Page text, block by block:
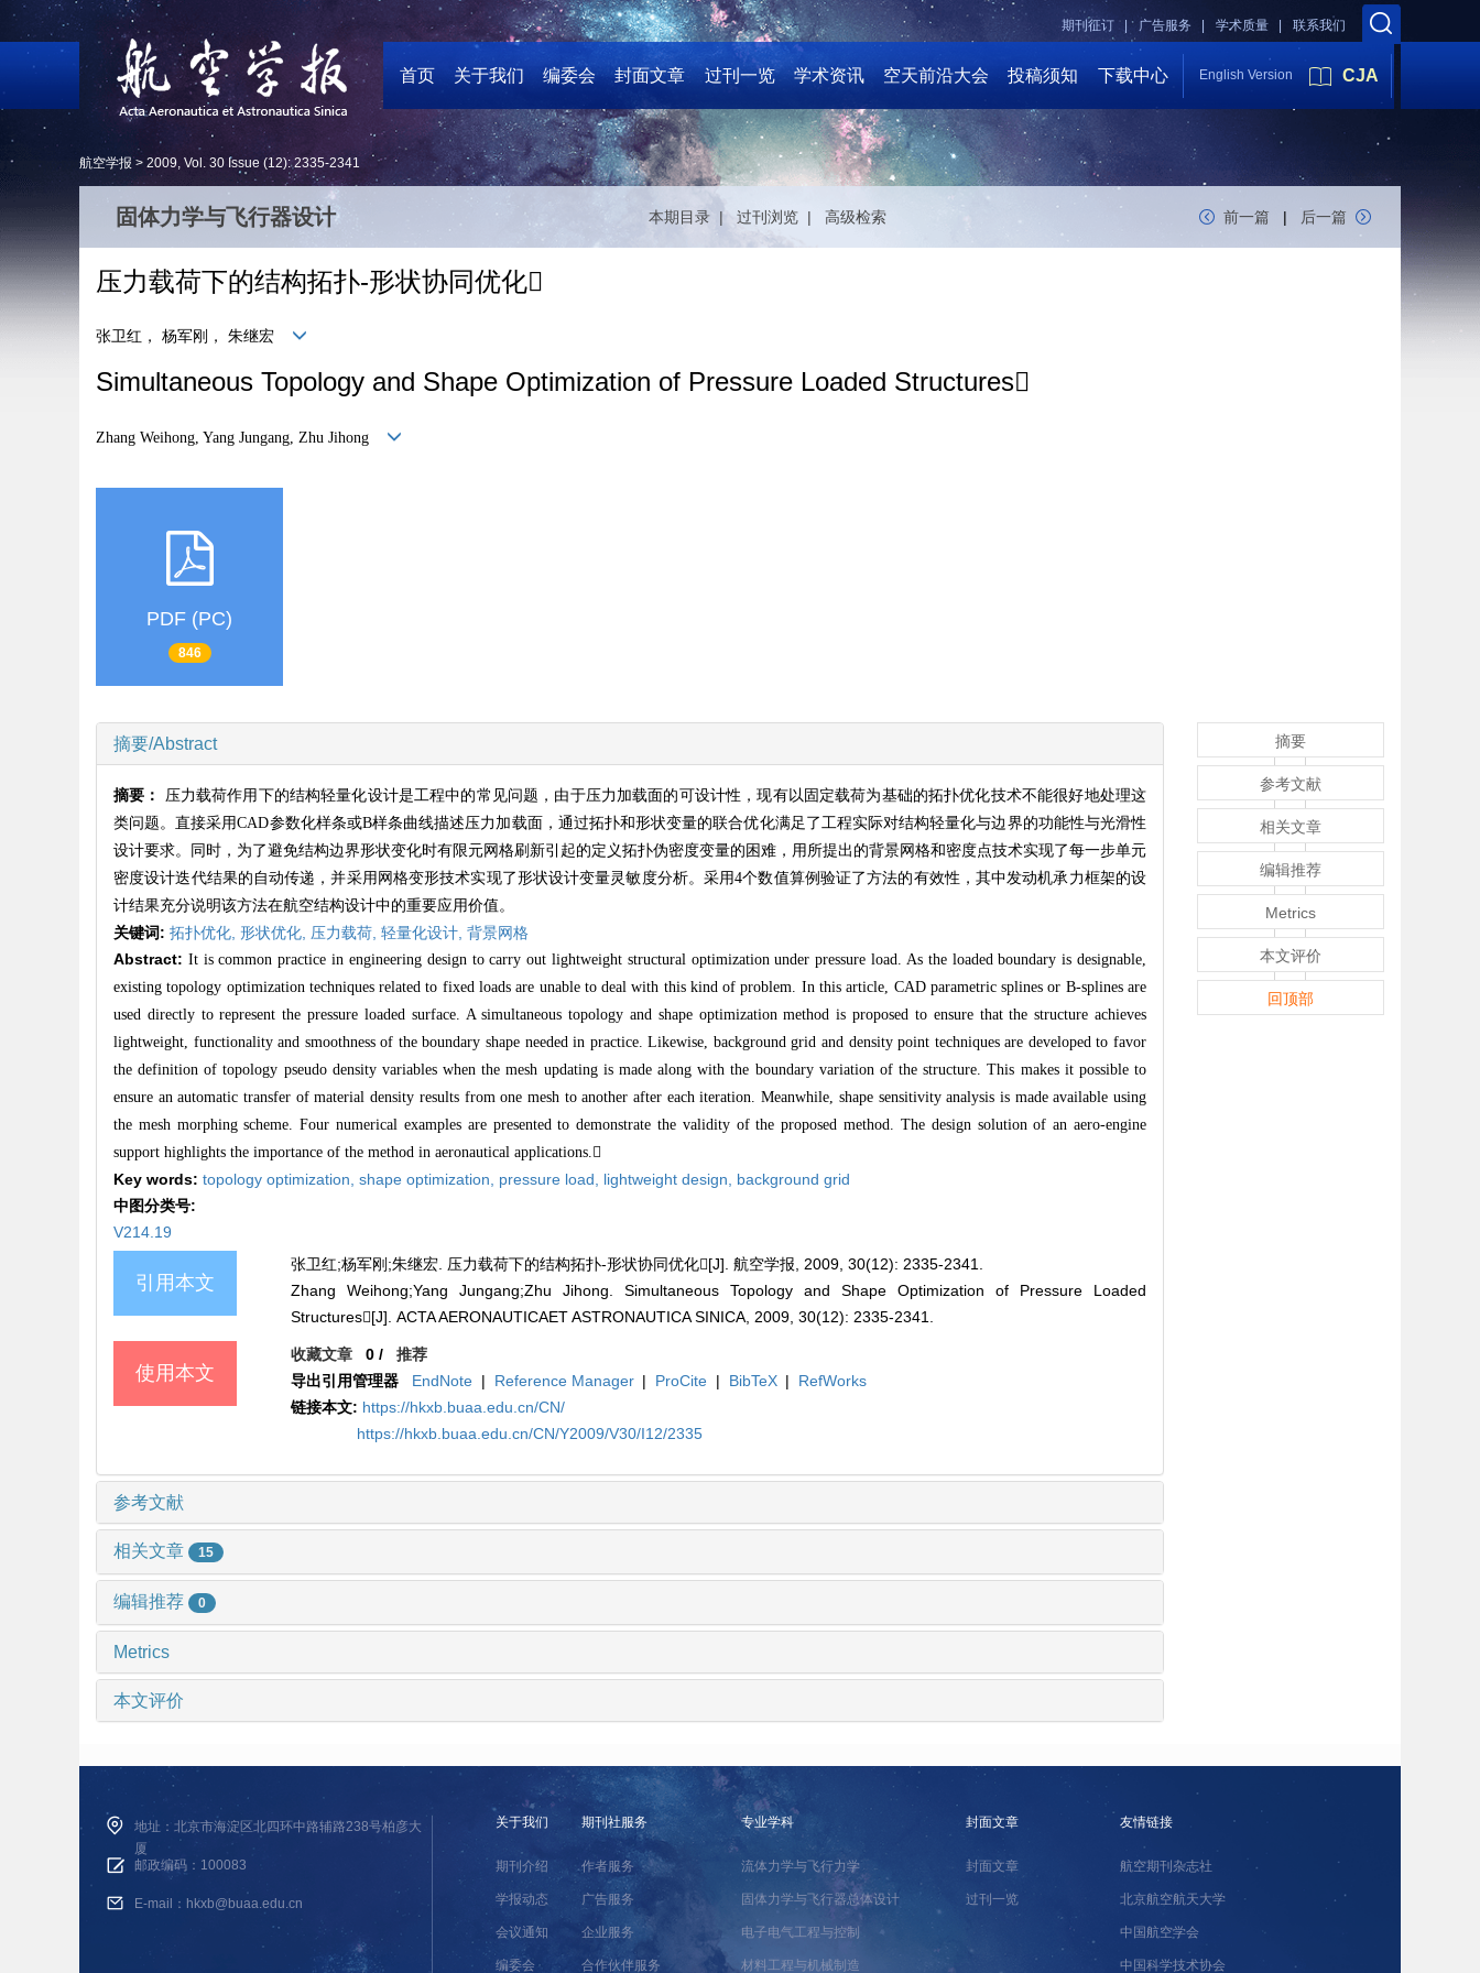
联系我们
学术质量 |
广告服务 |
期刊征订 |
首页 关于我们 编委会 封面文章 过刊一览 学术资讯 空天前沿大会 投稿须知 下载中心 English Version CJA
航空学报 > 2009, Vol. 30 Issue (12): 2335-2341
固体力学与飞行器设计 本期目录 | 过刊浏览 | 高级检索 前一篇 | 后一篇
压力载荷下的结构拓扑-形状协同优化
张卫红， 杨军刚， 朱继宏
Simultaneous Topology and Shape Optimization of Pressure Loaded Structures
Zhang Weihong, Yang Jungang, Zhu Jihong
PDF (PC)
846
摘要/Abstract
摘要：
压力载荷作用下的结构轻量化设计是工程中的常见问题，由于压力加载面的可设计性，现有以固定载荷为基础的拓扑优化技术不能很好地处理这
类问题。直接采用CAD参数化样条或B样条曲线描述压力加载面，通过拓扑和形状变量的联合优化满足了工程实际对结构轻量化与边界的功能性与光滑性
设计要求。同时，为了避免结构边界形状变化时有限元网格刷新引起的定义拓扑伪密度变量的困难，用所提出的背景网格和密度点技术实现了每一步单元
密度设计迭代结果的自动传递，并采用网格变形技术实现了形状设计变量灵敏度分析。采用4个数值算例验证了方法的有效性，其中发动机承力框架的设
计结果充分说明该方法在航空结构设计中的重要应用价值。
关键词: 拓扑优化, 形状优化, 压力载荷, 轻量化设计, 背景网格
Abstract: It is common practice in engineering design to carry out lightweight structural optimization under pressure load. As the loaded boundary is designable,
existing topology optimization techniques related to fixed loads are unable to deal with this kind of problem. In this article, CAD parametric splines or B-splines are
used directly to represent the pressure loaded surface. A simultaneous topology and shape optimization method is proposed to ensure that the structure achieves
lightweight, functionality and smoothness of the boundary shape needed in practice. Likewise, background grid and density point techniques are developed to favor
the definition of topology pseudo density variables when the mesh updating is made along with the boundary variation of the structure. This makes it possible to
ensure an automatic transfer of material density results from one mesh to another after each iteration. Meanwhile, shape sensitivity analysis is made available using
the mesh morphing scheme. Four numerical examples are presented to demonstrate the validity of the proposed method. The design solution of an aero-engine
support highlights the importance of the method in aeronautical applications.
Key words: topology optimization, shape optimization, pressure load, lightweight design, background grid
中图分类号:
V214.19
引用本文
张卫红;杨军刚;朱继宏. 压力载荷下的结构拓扑-形状协同优化[J]. 航空学报, 2009, 30(12): 2335-2341.
Zhang Weihong;Yang Jungang;Zhu Jihong. Simultaneous Topology and Shape Optimization of Pressure Loaded
Structures[J]. ACTA AERONAUTICAET ASTRONAUTICA SINICA, 2009, 30(12): 2335-2341.
使用本文
收藏文章 0 /推荐
导出引用管理器
EndNote | Reference Manager | ProCite | BibTeX |
RefWorks
链接本文: https://hkxb.buaa.edu.cn/CN/
https://hkxb.buaa.edu.cn/CN/Y2009/V30/I12/2335
参考文献
相关文章 15
编辑推荐 0
Metrics
本文评价
摘要
参考文献
相关文章
编辑推荐
Metrics
本文评价
回顶部
地址：北京市海淀区北四环中路辅路238号柏彦大
厦
邮政编码：100083
E-mail：hkxb@buaa.edu.cn
关于我们
期刊介绍
学报动态
会议通知
编委会
期刊社服务
作者服务
广告服务
企业服务
合作伙伴服务
专业学科
流体力学与飞行力学
固体力学与飞行器总体设计
电子电气工程与控制
材料工程与机械制造
封面文章
封面文章
过刊一览
友情链接
航空期刊杂志社
北京航空航天大学
中国航空学会
中国科学技术协会